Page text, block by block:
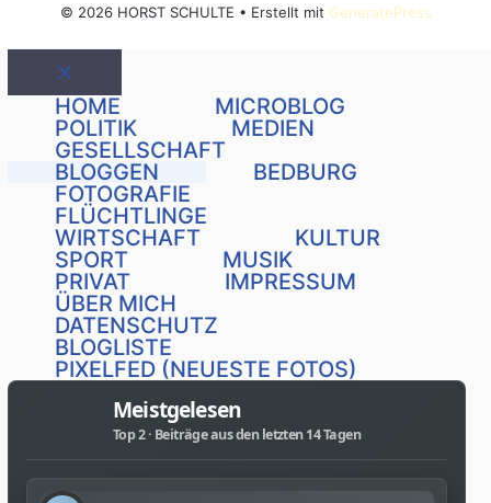
© 2026 HORST SCHULTE • Erstellt mit GeneratePress
Schließen
HOME
MICROBLOG
POLITIK
MEDIEN
GESELLSCHAFT
BLOGGEN
BEDBURG
FOTOGRAFIE
FLÜCHTLINGE
WIRTSCHAFT
KULTUR
SPORT
MUSIK
PRIVAT
IMPRESSUM
ÜBER MICH
DATENSCHUTZ
BLOGLISTE
PIXELFED (NEUESTE FOTOS)
Meistgelesen
Top 2 · Beiträge aus den letzten 14 Tagen